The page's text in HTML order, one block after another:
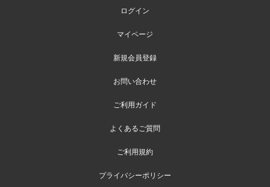
ログイン
マイページ
新規会員登録
お問い合わせ
ご利用ガイド
よくあるご質問
ご利用規約
プライバシーポリシー